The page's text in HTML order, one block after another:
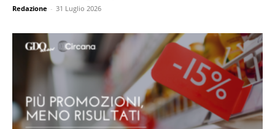
Redazione - 31 Luglio 2026